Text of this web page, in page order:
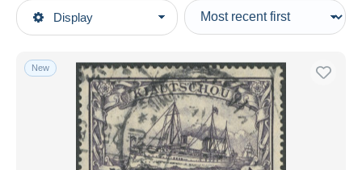
Display
Main categories
Europe
Germany
Offices & colonies
Kiauchau
Type of sale
Ongoing
Auction sales with bids
Auctions without bids
Auction houses
New